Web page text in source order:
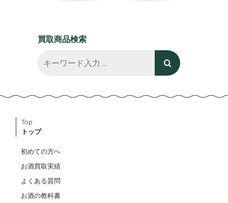
買取商品検索
Top
トップ
初めての方へ
お酒買取実績
よくある質問
お酒の教科書